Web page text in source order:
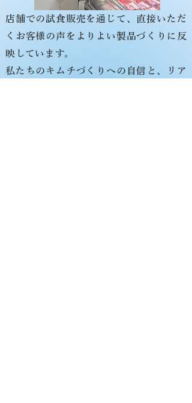
店舗での試食販売を通じて、直接いただ
くお客様の声を よりよい製品づくりに反
映しています。​
私たちのキムチづくりへの自信と、リア